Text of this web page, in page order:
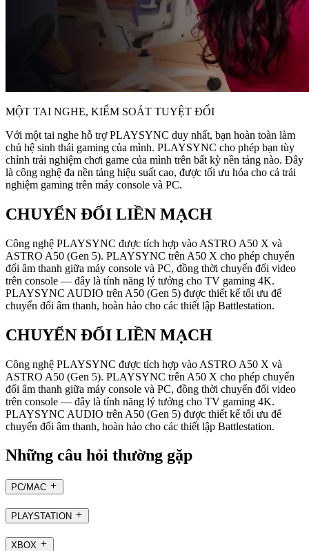
MỘT TAI NGHE, KIỂM SOÁT TUYỆT ĐỐI
Với một tai nghe hỗ trợ PLAYSYNC duy nhất, bạn hoàn toàn làm
chủ hệ sinh thái gaming của mình. PLAYSYNC cho phép bạn tùy
chỉnh trải nghiệm chơi game của mình trên bất kỳ nền tảng nào. Đây
là công nghệ đa nền tảng hiệu suất cao, được tối ưu hóa cho cả trải
nghiệm gaming trên máy console và PC.
CHUYỂN ĐỔI LIỀN MẠCH
Công nghệ PLAYSYNC được tích hợp vào ASTRO A50 X và
ASTRO A50 (Gen 5). PLAYSYNC trên A50 X cho phép chuyển
đổi âm thanh giữa máy console và PC, đồng thời chuyển đổi video
trên console — đây là tính năng lý tưởng cho TV gaming 4K.
PLAYSYNC AUDIO trên A50 (Gen 5) được thiết kế tối ưu để
chuyển đổi âm thanh, hoàn hảo cho các thiết lập Battlestation.
CHUYỂN ĐỔI LIỀN MẠCH
Công nghệ PLAYSYNC được tích hợp vào ASTRO A50 X và
ASTRO A50 (Gen 5). PLAYSYNC trên A50 X cho phép chuyển
đổi âm thanh giữa máy console và PC, đồng thời chuyển đổi video
trên console — đây là tính năng lý tưởng cho TV gaming 4K.
PLAYSYNC AUDIO trên A50 (Gen 5) được thiết kế tối ưu để
chuyển đổi âm thanh, hoàn hảo cho các thiết lập Battlestation.
Những câu hỏi thường gặp
PC/MAC
PLAYSTATION
XBOX